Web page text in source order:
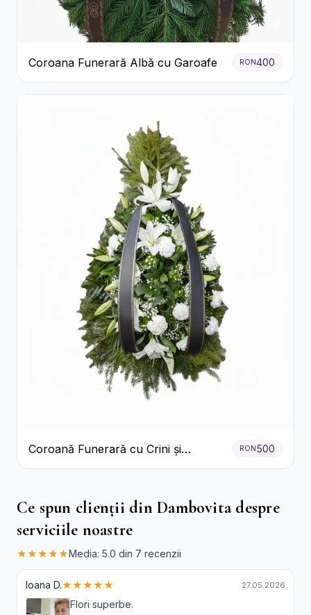
Coroana Funerară Albă cu Garoafe RON400
Coroană Funerară cu Crini și
Garoafe Albe
RON 500
Ce spun clienții din Dambovita despre
serviciile noastre
★★★★★Media: 5.0 din 7 recenzii
Ioana D.★★★★★ 27.05.2026
Flori superbe.